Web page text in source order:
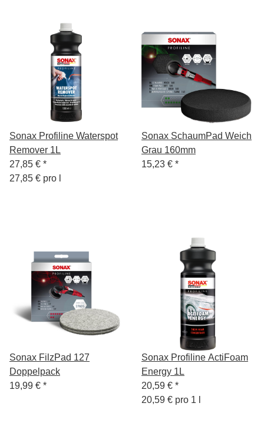
Sonax Profiline Waterspot
Remover 1L
27,85 € *
27,85 € pro l
Sonax SchaumPad Weich
Grau 160mm
15,23 € *
Sonax FilzPad 127
Doppelpack
19,99 € *
Sonax Profiline ActiFoam
Energy 1L
20,59 € *
20,59 € pro 1 l